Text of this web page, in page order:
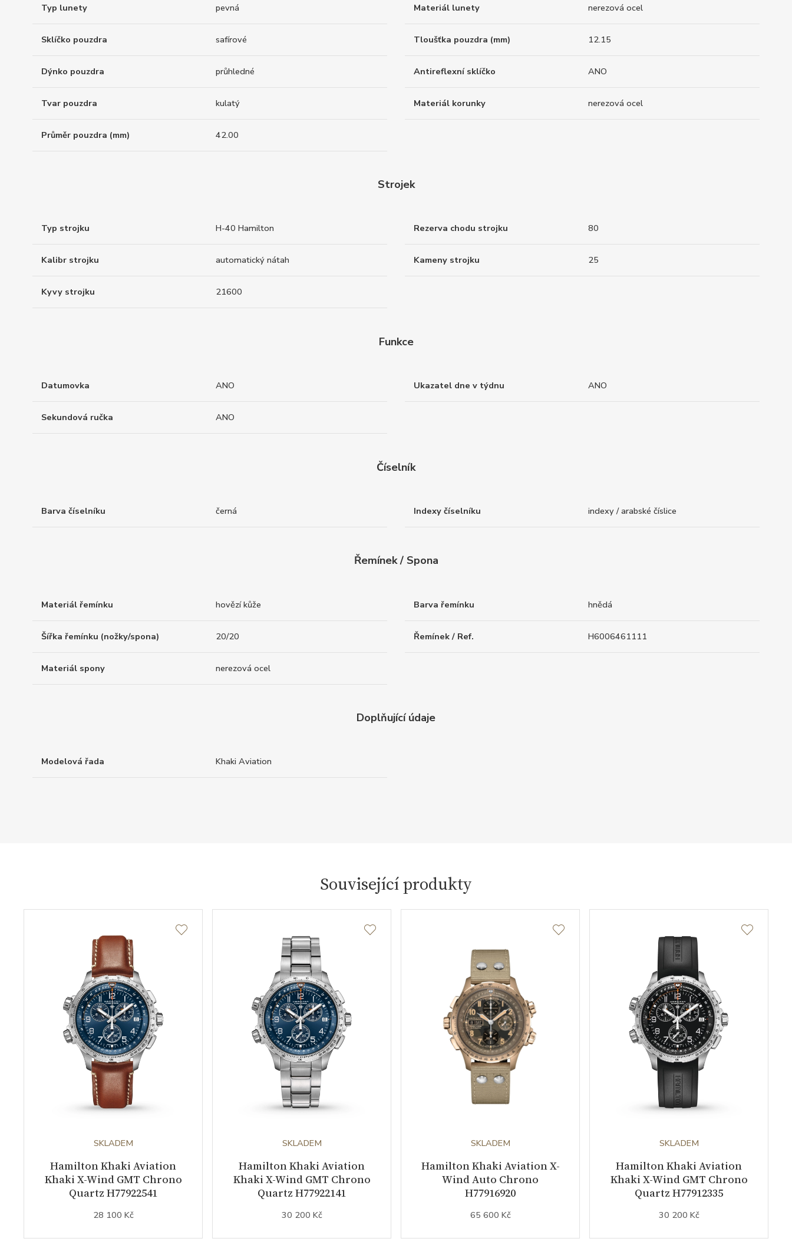
Typ lunety pevná Materiál lunety nerezová ocel
Sklíčko pouzdra safírové Tloušťka pouzdra (mm) 12.15
Dýnko pouzdra průhledné Antireflexní sklíčko ANO
Tvar pouzdra kulatý Materiál korunky nerezová ocel
Průměr pouzdra (mm) 42.00
Strojek
Typ strojku H-40 Hamilton Rezerva chodu strojku 80
Kalibr strojku automatický nátah Kameny strojku 25
Kyvy strojku 21600
Funkce
Datumovka ANO Ukazatel dne v týdnu ANO
Sekundová ručka ANO
Číselník
Barva číselníku černá Indexy číselníku indexy / arabské číslice
Řemínek / Spona
Materiál řemínku hovězí kůže Barva řemínku hnědá
Šířka řemínku (nožky/spona) 20/20 Řemínek / Ref. H6006461111
Materiál spony nerezová ocel
Doplňující údaje
Modelová řada Khaki Aviation
Související produkty
SKLADEM
Hamilton Khaki Aviation
Khaki X-Wind GMT Chrono
Quartz H77922541
28 100 Kč
SKLADEM
Hamilton Khaki Aviation
Khaki X-Wind GMT Chrono
Quartz H77922141
30 200 Kč
SKLADEM
Hamilton Khaki Aviation X-
Wind Auto Chrono
H77916920
65 600 Kč
SKLADEM
Hamilton Khaki Aviation
Khaki X-Wind GMT Chrono
Quartz H77912335
30 200 Kč